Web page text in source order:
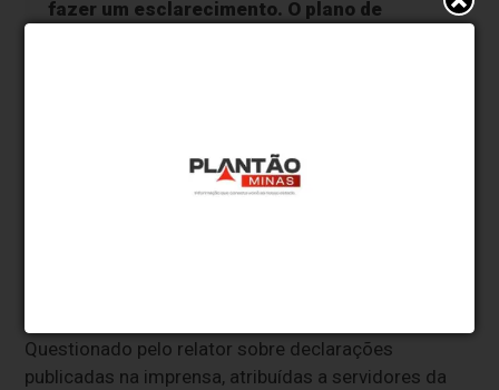
fazer um esclarecimento. O plano de
da CGU feito em 2022 para executá-lo em
2023. E nós executamos. O nosso primeiro
Questionado pelo relator sobre declarações
publicadas na imprensa, atribuídas a servidores da